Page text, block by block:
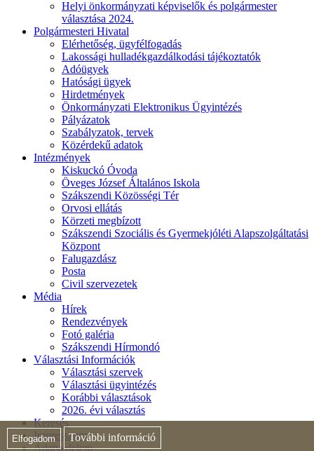
Elfogadom További információ
Helyi önkormányzati képviselők és polgármester
választása 2024.
Polgármesteri Hivatal
Elérhetőség, ügyfélfogadás
Lakossági hulladékgazdálkodási tájékoztatók
Adóügyek
Hatósági ügyek
Hirdetmények
Önkormányzati Elektronikus Ügyintézés
Pályázatok
Szabályzatok, tervek
Közérdekű adatok
Intézmények
Kiskuckó Óvoda
Öveges József Általános Iskola
Szákszendi Közösségi Tér
Orvosi ellátás
Körzeti megbízott
Szákszendi Szociális és Gyermekjóléti Alapszolgáltatási
Központ
Falugazdász
Posta
Civil szervezetek
Média
Hírek
Rendezvények
Fotó galéria
Szákszendi Hírmondó
Választási Információk
Választási szervek
Választási ügyintézés
Korábbi választások
2026. évi választás
Keresés
Impresszum
Adatvédelem